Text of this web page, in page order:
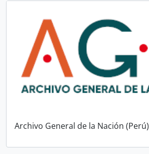
Archivo General de la Nación (Perú)